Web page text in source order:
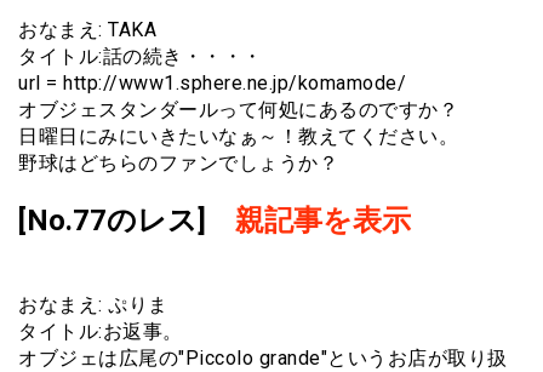
おなまえ: TAKA
タイトル:話の続き・・・・
url = http://www1.sphere.ne.jp/komamode/
オブジェスタンダールって何処にあるのですか？
日曜日にみにいきたいなぁ～！教えてください。
野球はどちらのファンでしょうか？
[No.77のレス] 親記事を表示
おなまえ: ぷりま
タイトル:お返事。
オブジェは広尾の"Piccolo grande"というお店が取り扱